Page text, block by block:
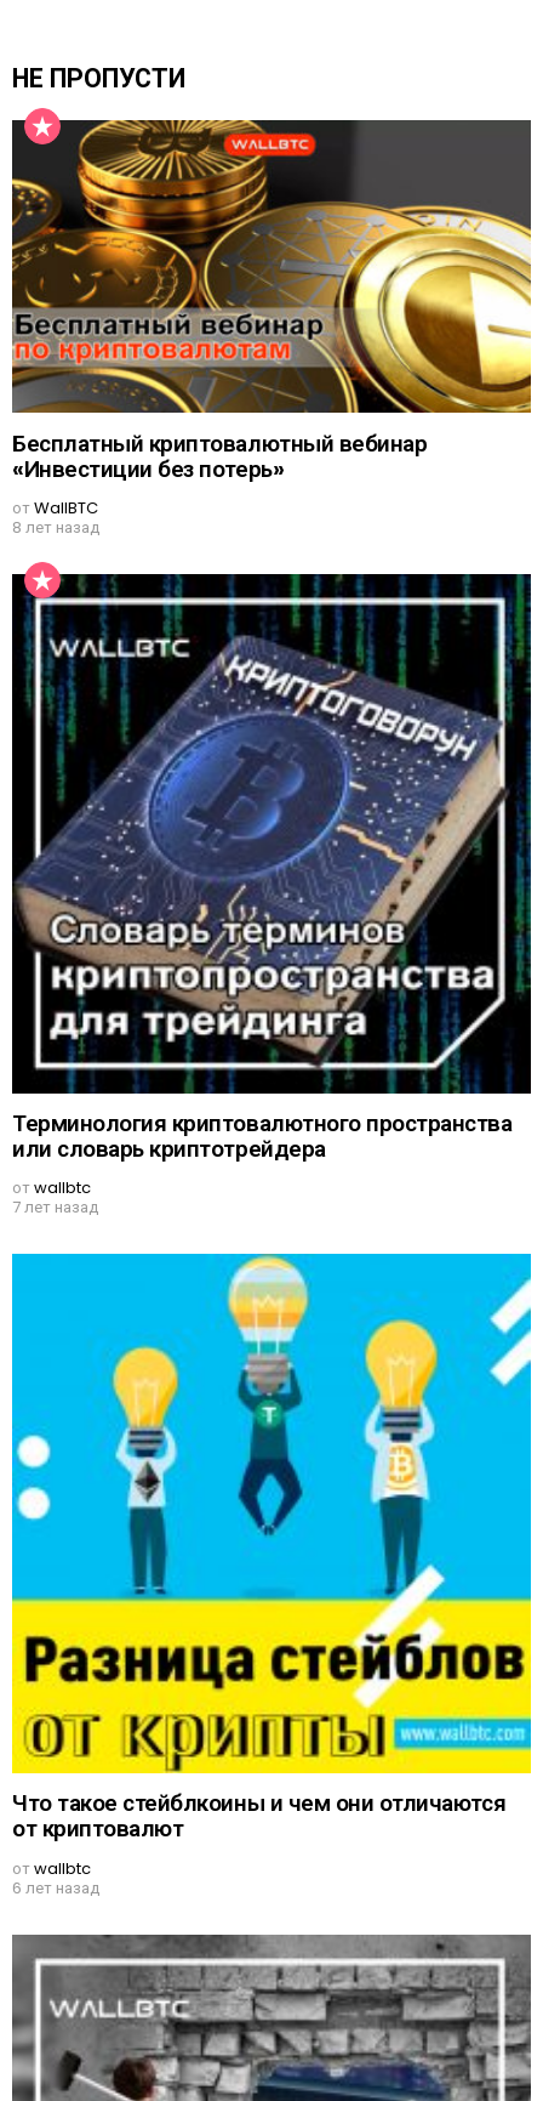
НЕ ПРОПУСТИ
Бесплатный криптовалютный вебинар
«Инвестиции без потерь»
отWallBTC
8 лет назад
Терминология криптовалютного пространства
или словарь криптотрейдера
отwallbtc
7 лет назад
Что такое стейблкоины и чем они отличаются
от криптовалют
отwallbtc
6 лет назад